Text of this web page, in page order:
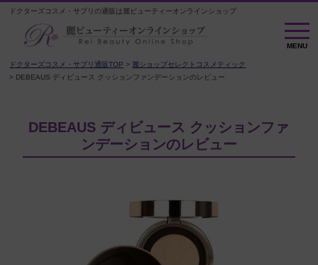
ドクターズコスメ・サプリの通販は麗ビューティーオンラインショップ
M
E
N
MENU
ドクターズコスメ・サプリ通販TOP
麗ショップセレクトコスメティック
DEBEAUS ディビュース クッションファンデーションのレビュー
DEBEAUS ディビュース クッションファ
ンデーションのレビュー